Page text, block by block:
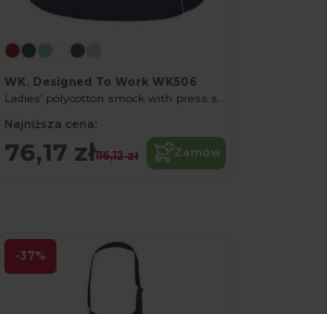
WK. Designed To Work WK506
Ladies’ polycotton smock with press studs
Najniższa cena:
76,17 zł116,12 zł Zamów
-37%